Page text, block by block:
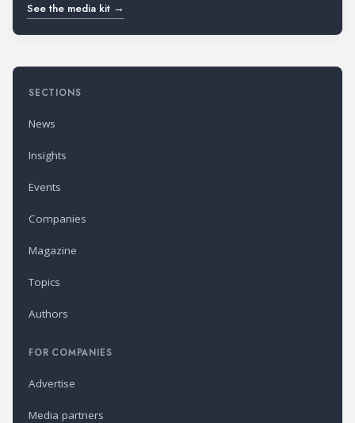
See the media kit →
SECTIONS
News
Insights
Events
Companies
Magazine
Topics
Authors
FOR COMPANIES
Advertise
Media partners